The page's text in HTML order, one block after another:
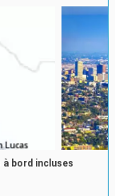
bord incluses